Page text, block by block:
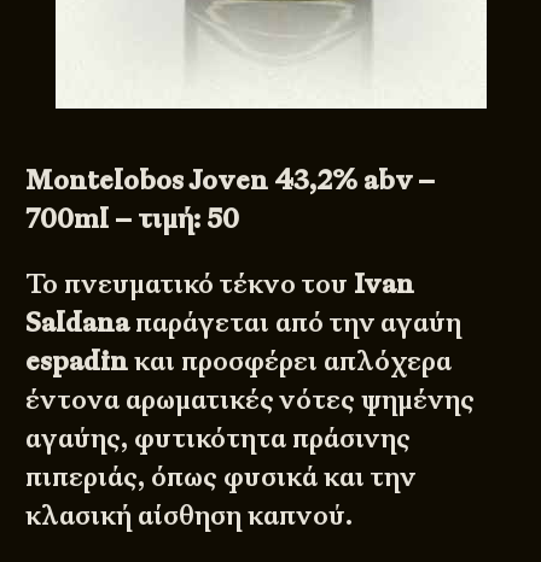
Montelobos Joven 43,2% abv –
700ml – τιμή: 50
Το πνευματικό τέκνο του Ivan
Saldanaπαράγεται από την αγαύη
espadinκαι προσφέρει απλόχερα
έντονα αρωματικές νότες ψημένης
αγαύης, φυτικότητα πράσινης
πιπεριάς, όπως φυσικά και την
κλασική αίσθηση καπνού.